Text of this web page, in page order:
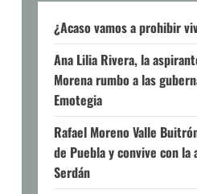
¿Acaso vamos a prohibir
Ana Lilia Rivera, la
Morena rumbo a las
Emotegia
Rafael Moreno Valle
de Puebla y convive con
Serdán